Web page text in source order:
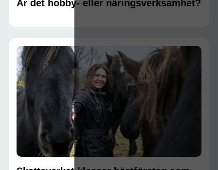
Är det hobby- eller näringsverksamhet?